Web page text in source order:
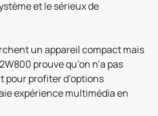
et le sérieux de
un appareil compact mais
prouve qu’on n’a pas
pour profiter d’options
expérience multimédia en